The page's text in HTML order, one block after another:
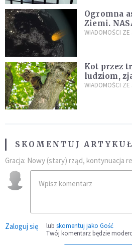
Ogromna
Ziemi.
zagrożenia
WIADOMOŚCI ZE
Kot przez
ludziom,
kaczki. W
WIADOMOŚCI ZE
SKOMENTUJ ARTYKUŁ
Gracja: Nowy (stary) rząd, kontynuacja
Zaloguj się lub skomentuj jako Gość
Twój komentarz będzie